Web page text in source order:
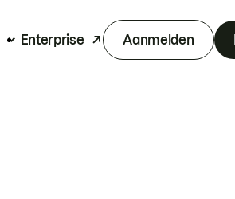
Enterprise Aanmelden